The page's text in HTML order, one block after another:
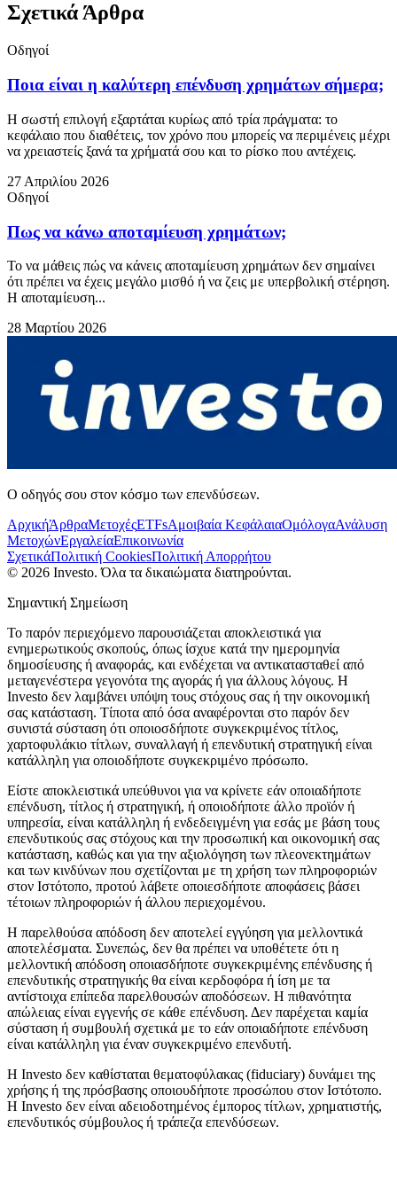
Σχετικά Άρθρα
Οδηγοί
Ποια είναι η καλύτερη επένδυση χρημάτων σήμερα;
Η σωστή επιλογή εξαρτάται κυρίως από τρία πράγματα: το
κεφάλαιο που διαθέτεις, τον χρόνο που μπορείς να περιμένεις μέχρι
να χρειαστείς ξανά τα χρήματά σου και το ρίσκο που αντέχεις.
27 Απριλίου 2026
Οδηγοί
Πως να κάνω αποταμίευση χρημάτων;
Το να μάθεις πώς να κάνεις αποταμίευση χρημάτων δεν σημαίνει
ότι πρέπει να έχεις μεγάλο μισθό ή να ζεις με υπερβολική στέρηση.
Η αποταμίευση...
28 Μαρτίου 2026
Ο οδηγός σου στον κόσμο των επενδύσεων.
ΑρχικήΆρθραΜετοχέςETFsΑμοιβαία ΚεφάλαιαΟμόλογαΑνάλυση
ΜετοχώνΕργαλείαΕπικοινωνία
ΣχετικάΠολιτική CookiesΠολιτική Απορρήτου
© 2026 Investo. Όλα τα δικαιώματα διατηρούνται.
Σημαντική Σημείωση
Το παρόν περιεχόμενο παρουσιάζεται αποκλειστικά για
ενημερωτικούς σκοπούς, όπως ίσχυε κατά την ημερομηνία
δημοσίευσης ή αναφοράς, και ενδέχεται να αντικατασταθεί από
μεταγενέστερα γεγονότα της αγοράς ή για άλλους λόγους. Η
Investo δεν λαμβάνει υπόψη τους στόχους σας ή την οικονομική
σας κατάσταση. Τίποτα από όσα αναφέρονται στο παρόν δεν
συνιστά σύσταση ότι οποιοσδήποτε συγκεκριμένος τίτλος,
χαρτοφυλάκιο τίτλων, συναλλαγή ή επενδυτική στρατηγική είναι
κατάλληλη για οποιοδήποτε συγκεκριμένο πρόσωπο.
Είστε αποκλειστικά υπεύθυνοι για να κρίνετε εάν οποιαδήποτε
επένδυση, τίτλος ή στρατηγική, ή οποιοδήποτε άλλο προϊόν ή
υπηρεσία, είναι κατάλληλη ή ενδεδειγμένη για εσάς με βάση τους
επενδυτικούς σας στόχους και την προσωπική και οικονομική σας
κατάσταση, καθώς και για την αξιολόγηση των πλεονεκτημάτων
και των κινδύνων που σχετίζονται με τη χρήση των πληροφοριών
στον Ιστότοπο, προτού λάβετε οποιεσδήποτε αποφάσεις βάσει
τέτοιων πληροφοριών ή άλλου περιεχομένου.
Η παρελθούσα απόδοση δεν αποτελεί εγγύηση για μελλοντικά
αποτελέσματα. Συνεπώς, δεν θα πρέπει να υποθέτετε ότι η
μελλοντική απόδοση οποιασδήποτε συγκεκριμένης επένδυσης ή
επενδυτικής στρατηγικής θα είναι κερδοφόρα ή ίση με τα
αντίστοιχα επίπεδα παρελθουσών αποδόσεων. Η πιθανότητα
απώλειας είναι εγγενής σε κάθε επένδυση. Δεν παρέχεται καμία
σύσταση ή συμβουλή σχετικά με το εάν οποιαδήποτε επένδυση
είναι κατάλληλη για έναν συγκεκριμένο επενδυτή.
Η Investo δεν καθίσταται θεματοφύλακας (fiduciary) δυνάμει της
χρήσης ή της πρόσβασης οποιουδήποτε προσώπου στον Ιστότοπο.
Η Investo δεν είναι αδειοδοτημένος έμπορος τίτλων, χρηματιστής,
επενδυτικός σύμβουλος ή τράπεζα επενδύσεων.